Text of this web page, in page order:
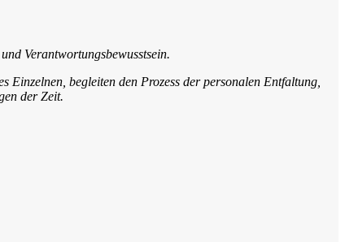
Verantwortungsbewusstsein.
begleiten den Prozess der personalen Entfaltung,
der Zeit.